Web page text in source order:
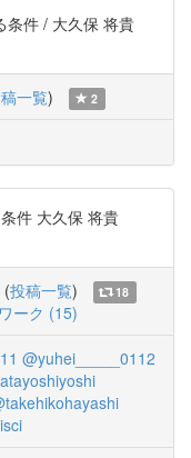
条件 / 大久保 将貴
一覧) 2
件 大久保 将貴
(投稿一覧)
18
ーク (15)
@yuhei_____0112